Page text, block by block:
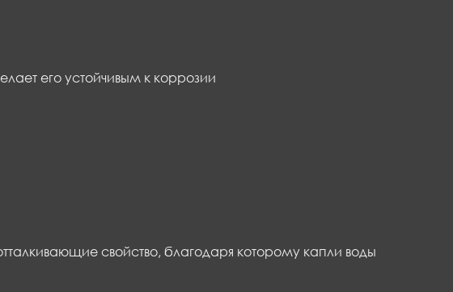
его устойчивым к коррозии
свойство, благодаря которому капли воды